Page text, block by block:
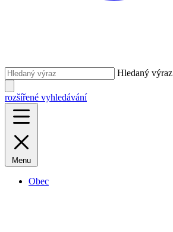
Hledaný výraz
rozšířené vyhledávání
Menu
Obec